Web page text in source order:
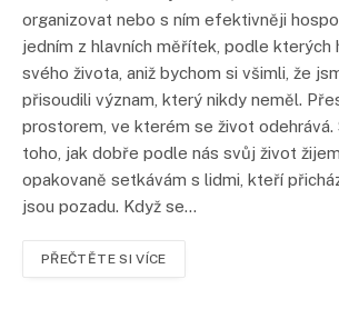
organizovat nebo s ním efektivněji
jedním z hlavních měřítek, podle kterých
svého života, aniž bychom si všimli, že
přisoudili význam, který nikdy neměl.
prostorem, ve kterém se život
toho, jak dobře podle nás svůj život
opakovaně setkávám s lidmi, kteří
jsou pozadu. Když se…
PŘEČTĚTE SI VÍCE